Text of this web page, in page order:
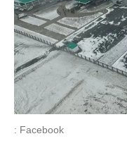
: Facebook